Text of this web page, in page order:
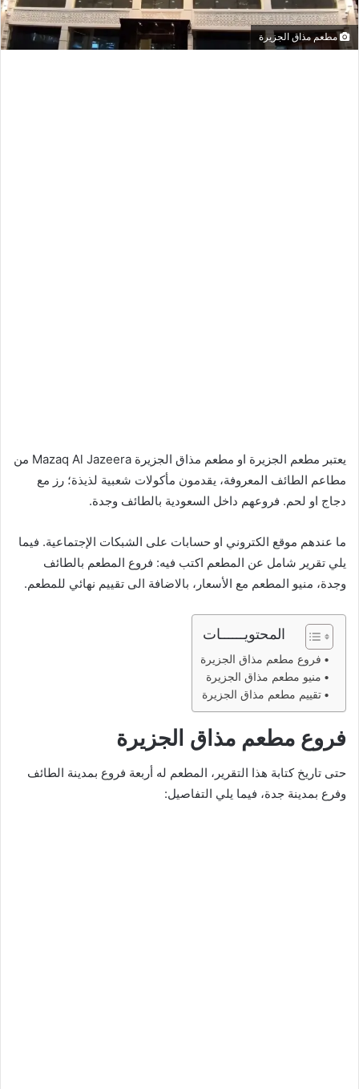
مطعم مذاق الجزيرة
يعتبر مطعم الجزيرة او مطعم مذاق الجزيرة Mazaq Al Jazeera من
مطاعم الطائف المعروفة، يقدمون مأكولات شعبية لذيذة؛ رز مع
دجاج او لحم. فروعهم داخل السعودية بالطائف وجدة.
ما عندهم موقع الكتروني او حسابات على الشبكات الإجتماعية. فيما
يلي تقرير شامل عن المطعم اكتب فيه: فروع المطعم بالطائف
وجدة، منيو المطعم مع الأسعار، بالاضافة الى تقييم نهائي للمطعم.
المحتويــــــات
فروع مطعم مذاق الجزيرة
منيو مطعم مذاق الجزيرة
تقييم مطعم مذاق الجزيرة
فروع مطعم مذاق الجزيرة
حتى تاريخ كتابة هذا التقرير، المطعم له أربعة فروع بمدينة الطائف
وفرع بمدينة جدة، فيما يلي التفاصيل: